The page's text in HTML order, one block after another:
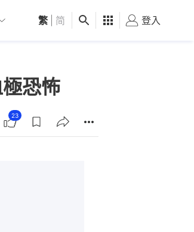
圳 觀點 健康 好食玩飛
繁 简 登入
恐怖
23